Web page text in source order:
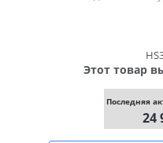
Этот товар
Последняя
24